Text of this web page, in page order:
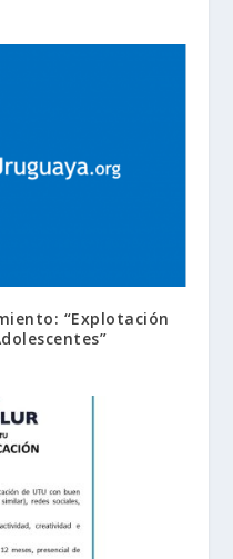
“Explotación